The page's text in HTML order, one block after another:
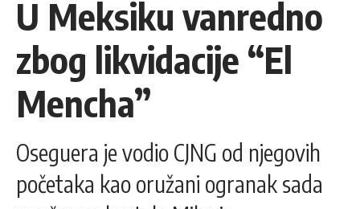
U Meksiku vanredno
zbog likvidacije “El
Mencha”
Oseguera je vodio CJNG od njegovih
početaka kao oružani ogranak sada